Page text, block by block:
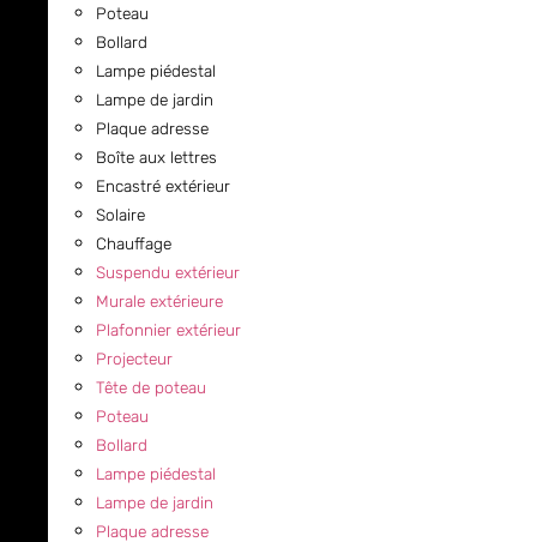
Poteau
Bollard
Lampe piédestal
Lampe de jardin
Plaque adresse
Boîte aux lettres
Encastré extérieur
Solaire
Chauffage
Suspendu extérieur
Murale extérieure
Plafonnier extérieur
Projecteur
Tête de poteau
Poteau
Bollard
Lampe piédestal
Lampe de jardin
Plaque adresse